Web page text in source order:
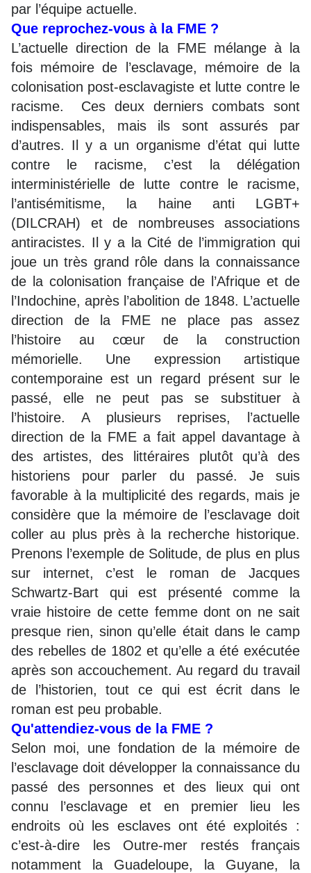
par l’équipe actuelle.
Que reprochez-vous à la FME ?
L’actuelle direction de la FME mélange à la
fois mémoire de l’esclavage, mémoire de la
colonisation post-esclavagiste et lutte contre le
racisme. Ces deux derniers combats sont
indispensables, mais ils sont assurés par
d’autres. Il y a un organisme d’état qui lutte
contre le racisme, c’est la délégation
interministérielle de lutte contre le racisme,
l’antisémitisme, la haine anti LGBT+
(DILCRAH) et de nombreuses associations
antiracistes. Il y a la Cité de l’immigration qui
joue un très grand rôle dans la connaissance
de la colonisation française de l’Afrique et de
l’Indochine, après l’abolition de 1848. L’actuelle
direction de la FME ne place pas assez
l’histoire au cœur de la construction
mémorielle. Une expression artistique
contemporaine est un regard présent sur le
passé, elle ne peut pas se substituer à
l’histoire. A plusieurs reprises, l’actuelle
direction de la FME a fait appel davantage à
des artistes, des littéraires plutôt qu’à des
historiens pour parler du passé. Je suis
favorable à la multiplicité des regards, mais je
considère que la mémoire de l’esclavage doit
coller au plus près à la recherche historique.
Prenons l’exemple de Solitude, de plus en plus
sur internet, c’est le roman de Jacques
Schwartz-Bart qui est présenté comme la
vraie histoire de cette femme dont on ne sait
presque rien, sinon qu’elle était dans le camp
des rebelles de 1802 et qu’elle a été exécutée
après son accouchement. Au regard du travail
de l’historien, tout ce qui est écrit dans le
roman est peu probable.
Qu'attendiez-vous de la FME ?
Selon moi, une fondation de la mémoire de
l’esclavage doit développer la connaissance du
passé des personnes et des lieux qui ont
connu l’esclavage et en premier lieu les
endroits où les esclaves ont été exploités :
c’est-à-dire les Outre-mer restés français
notamment la Guadeloupe, la Guyane, la